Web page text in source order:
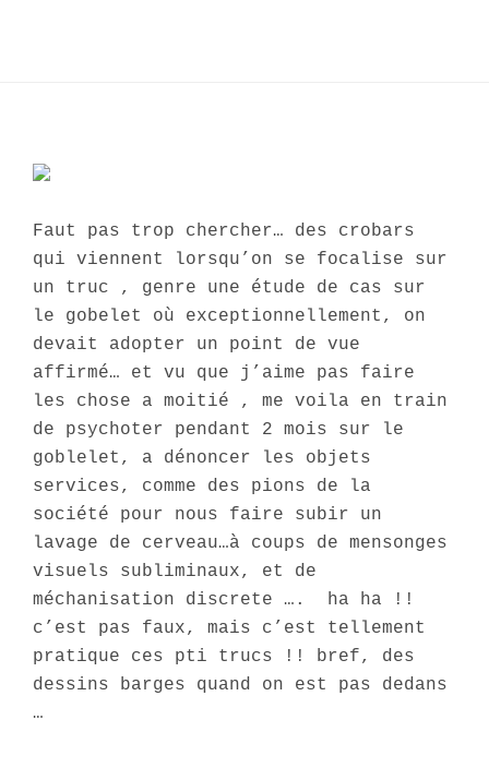
Faut pas trop chercher… des crobars
qui viennent lorsqu’on se focalise sur
un truc , genre une étude de cas sur
le gobelet où exceptionnellement, on
devait adopter un point de vue
affirmé… et vu que j’aime pas faire
les chose a moitié , me voila en train
de psychoter pendant 2 mois sur le
goblelet, a dénoncer les objets
services, comme des pions de la
société pour nous faire subir un
lavage de cerveau…à coups de mensonges
visuels subliminaux, et de
méchanisation discrete ….
ha ha !!
c’est pas faux, mais c’est tellement
pratique ces pti trucs !! bref, des
dessins barges quand on est pas dedans
…